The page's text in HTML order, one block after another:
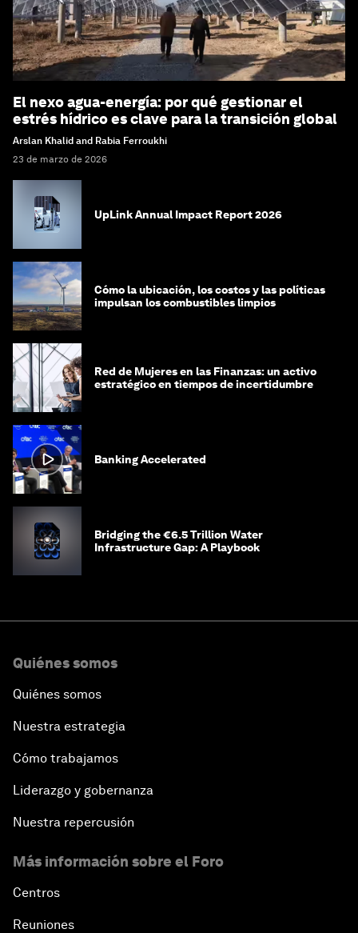
El nexo agua-energía: por qué gestionar el
estrés hídrico es clave para la transición global
Arslan Khalid and Rabia Ferroukhi
23 de marzo de 2026
UpLink Annual Impact Report 2026
Cómo la ubicación, los costos y las políticas
impulsan los combustibles limpios
Red de Mujeres en las Finanzas: un activo
estratégico en tiempos de incertidumbre
Banking Accelerated
Bridging the €6.5 Trillion Water
Infrastructure Gap: A Playbook
Quiénes somos
Quiénes somos
Nuestra estrategia
Cómo trabajamos
Liderazgo y gobernanza
Nuestra repercusión
Más información sobre el Foro
Centros
Reuniones